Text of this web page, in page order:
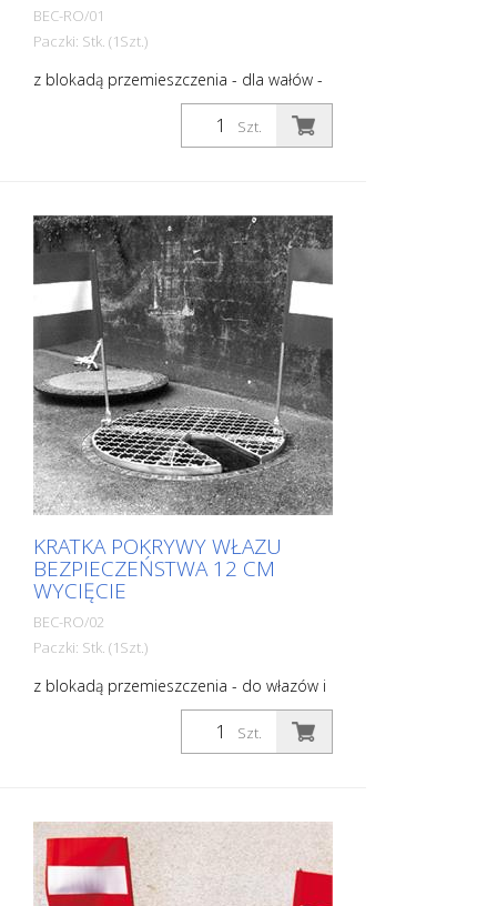
BEC-RO/01
Paczki: Stk. (1Szt.)
z blokadą przemieszczenia - dla wałów -
zamknięty - średnica zewnętrzna: ok. 65,5
cm - maksymalne obciążenie: 100 kg -
waga: ok. 8 kg - Wykończenie: stal
Szt.
KRATKA POKRYWY WŁAZU
BEZPIECZEŃSTWA 12 CM
WYCIĘCIE
BEC-RO/02
Paczki: Stk. (1Szt.)
z blokadą przemieszczenia - do włazów i
z wycięciem o szerokości 12 cm do
przejścia kabli, węży itp. - Średnica
zewnętrzna: ok. 65,5 cm - Maksymalne
Szt.